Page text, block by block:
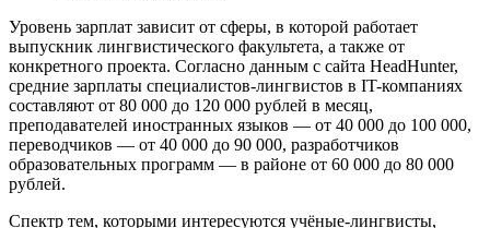
Уровень зарплат зависит от сферы, в которой работает
выпускник лингвистического факультета, а также от
конкретного проекта. Согласно данным с сайта HeadHunter,
средние зарплаты специалистов-лингвистов в IT-компаниях
составляют от 80 000 до 120 000 рублей в месяц,
преподавателей иностранных языков — от 40 000 до 100 000,
переводчиков — от 40 000 до 90 000, разработчиков
образовательных программ — в районе от 60 000 до 80 000
рублей.
Спектр тем, которыми интересуются учёные-лингвисты,